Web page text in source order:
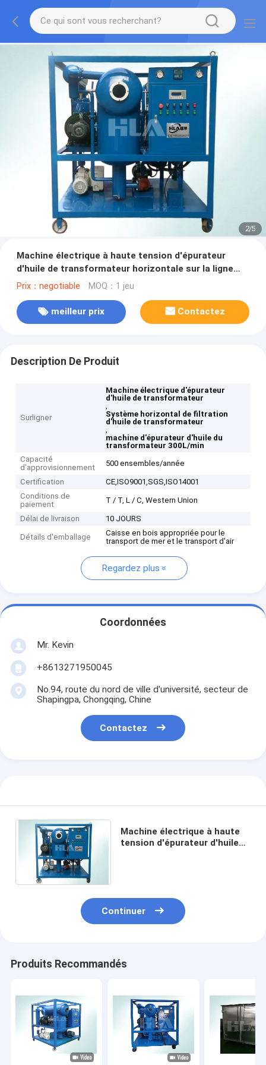
2/5
Machine électrique à haute tension d'épurateur
d'huile de transformateur horizontale sur la ligne
travail
Prix：negotiable MOQ：1 jeu
meilleur prix Contactez
Description De Produit
Surligner
Machine électrique d'épurateur
d'huile de transformateur
,
Système horizontal de filtration
d'huile de transformateur
,
machine d'épurateur d'huile du
transformateur 300L/min
Capacité
d'approvisionnement
500 ensembles/année
Certification
CE,ISO9001,SGS,ISO14001
Conditions de
paiement
T / T, L / C, Western Union
Délai de livraison 10 JOURS
Détails d'emballage
Caisse en bois appropriée pour le
transport de mer et le transport d'air
Regardez plus
Coordonnées
Mr. Kevin
+8613271950045
No.94, route du nord de ville d'université, secteur de
Shapingpa, Chongqing, Chine
Contactez
Machine électrique à haute
tension d'épurateur d'huile
Continuer
Produits Recommandés